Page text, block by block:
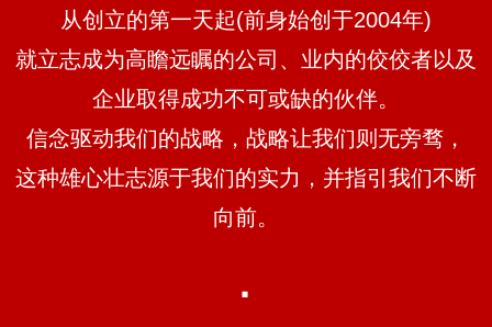
从创立的第一天起(前身始创于2004年)
就立志成为高瞻远瞩的公司、业内的佼佼者以及
企业取得成功不可或缺的伙伴。
信念驱动我们的战略，战略让我们则无旁骛，
这种雄心壮志源于我们的实力，并指引我们不断
向前。
·